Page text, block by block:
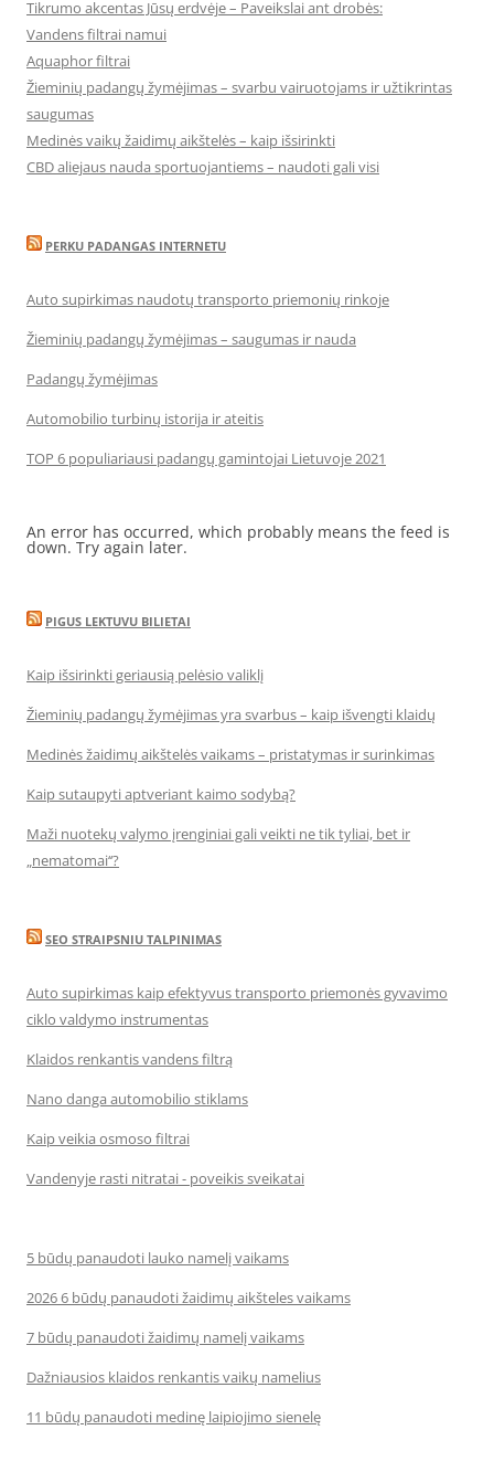
Tikrumo akcentas Jūsų erdvėje – Paveikslai ant drobės:
Vandens filtrai namui
Aquaphor filtrai
Žieminių padangų žymėjimas – svarbu vairuotojams ir užtikrintas
saugumas
Medinės vaikų žaidimų aikštelės – kaip išsirinkti
CBD aliejaus nauda sportuojantiems – naudoti gali visi
PERKU PADANGAS INTERNETU
Auto supirkimas naudotų transporto priemonių rinkoje
Žieminių padangų žymėjimas – saugumas ir nauda
Padangų žymėjimas
Automobilio turbinų istorija ir ateitis
TOP 6 populiariausi padangų gamintojai Lietuvoje 2021
An error has occurred, which probably means the feed is
down. Try again later.
PIGUS LEKTUVU BILIETAI
Kaip išsirinkti geriausią pelėsio valiklį
Žieminių padangų žymėjimas yra svarbus – kaip išvengti klaidų
Medinės žaidimų aikštelės vaikams – pristatymas ir surinkimas
Kaip sutaupyti aptveriant kaimo sodybą?
Maži nuotekų valymo įrenginiai gali veikti ne tik tyliai, bet ir
„nematomai‘‘?
SEO STRAIPSNIU TALPINIMAS
Auto supirkimas kaip efektyvus transporto priemonės gyvavimo
ciklo valdymo instrumentas
Klaidos renkantis vandens filtrą
Nano danga automobilio stiklams
Kaip veikia osmoso filtrai
Vandenyje rasti nitratai - poveikis sveikatai
5 būdų panaudoti lauko namelį vaikams
2026 6 būdų panaudoti žaidimų aikšteles vaikams
7 būdų panaudoti žaidimų namelį vaikams
Dažniausios klaidos renkantis vaikų namelius
11 būdų panaudoti medinę laipiojimo sienelę